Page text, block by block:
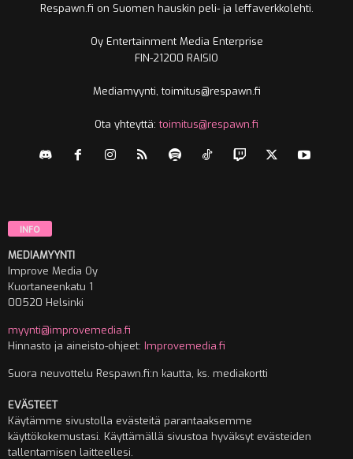
Respawn.fi on Suomen hauskin peli- ja leffaverkkolehti.
Oy Entertainment Media Enterprise
FIN-21200 RAISIO
Mediamyynti, toimitus@respawn.fi
Ota yhteyttä:toimitus@respawn.fi
INFO
MEDIAMYYNTI
Improve Media Oy
Kuortaneenkatu 1
00520 Helsinki
myynti@improvemedia.fi
Hinnasto ja aineisto-ohjeet: Improvemedia.fi
Suora neuvottelu Respawn.fi:n kautta, ks. mediakortti
EVÄSTEET
Käytämme sivustolla evästeitä parantaaksemme
käyttökokemustasi. Käyttämällä sivustoa hyväksyt evästeiden
tallentamisen laitteellesi.